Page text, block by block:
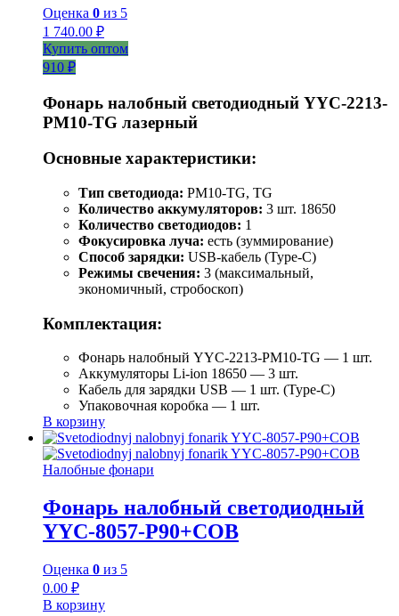
Оценка 0 из 5
1 740.00 ₽
Купить оптом
910 ₽
Фонарь налобный светодиодный YYC-2213-
PM10-TG лазерный
Основные характеристики:
Тип светодиода: PM10-TG, TG
Количество аккумуляторов: 3 шт. 18650
Количество светодиодов: 1
Фокусировка луча: есть (зуммирование)
Способ зарядки: USB-кабель (Type-C)
Режимы свечения: 3 (максимальный,
экономичный, стробоскоп)
Комплектация:
Фонарь налобный YYC-2213-PM10-TG — 1 шт.
Аккумуляторы Li-ion 18650 — 3 шт.
Кабель для зарядки USB — 1 шт. (Type-C)
Упаковочная коробка — 1 шт.
В корзину
Налобные фонари
Фонарь налобный светодиодный
YYC-8057-P90+COB
Оценка 0 из 5
0.00 ₽
В корзину